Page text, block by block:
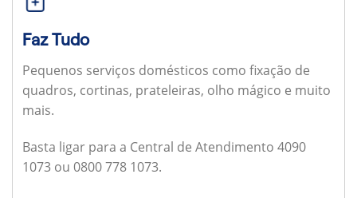
Faz Tudo
Pequenos serviços domésticos como fixação de
quadros, cortinas, prateleiras, olho mágico e muito
mais.
Basta ligar para a Central de Atendimento 4090
1073 ou 0800 778 1073.